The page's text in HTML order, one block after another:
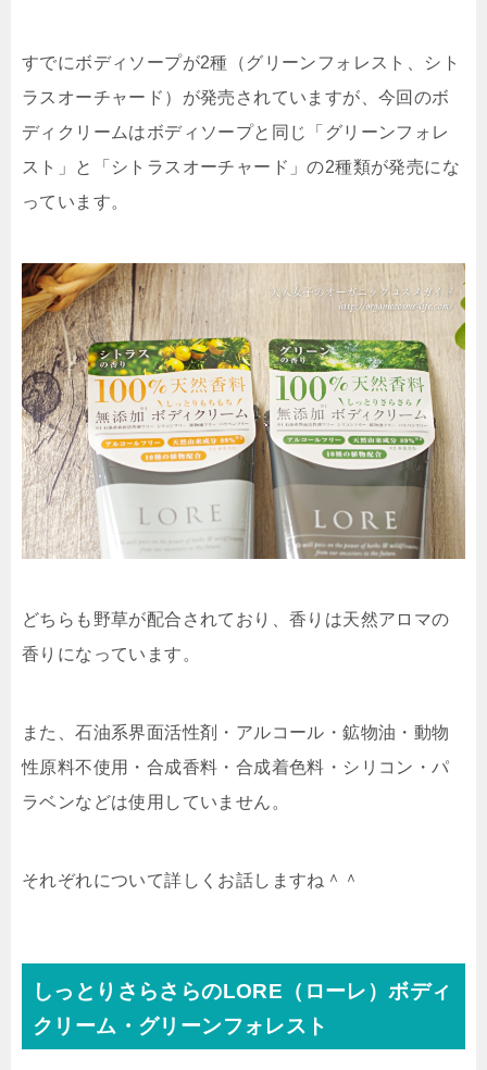
すでにボディソープが2種（グリーンフォレスト、シト
ラスオーチャード）が発売されていますが、今回のボ
ディクリームはボディソープと同じ「グリーンフォレ
スト」と「シトラスオーチャード」の2種類が発売にな
っています。
どちらも野草が配合されており、香りは天然アロマの
香りになっています。
また、石油系界面活性剤・アルコール・鉱物油・動物
性原料不使用・合成香料・合成着色料・シリコン・パ
ラベンなどは使用していません。
それぞれについて詳しくお話しますね＾＾
しっとりさらさらのLORE（ローレ）ボディ
クリーム・グリーンフォレスト